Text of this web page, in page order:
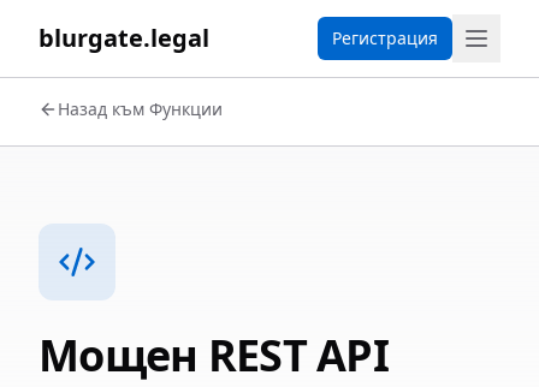
blurgate.legal Регистрация
Назад към Функции
Мощен REST API